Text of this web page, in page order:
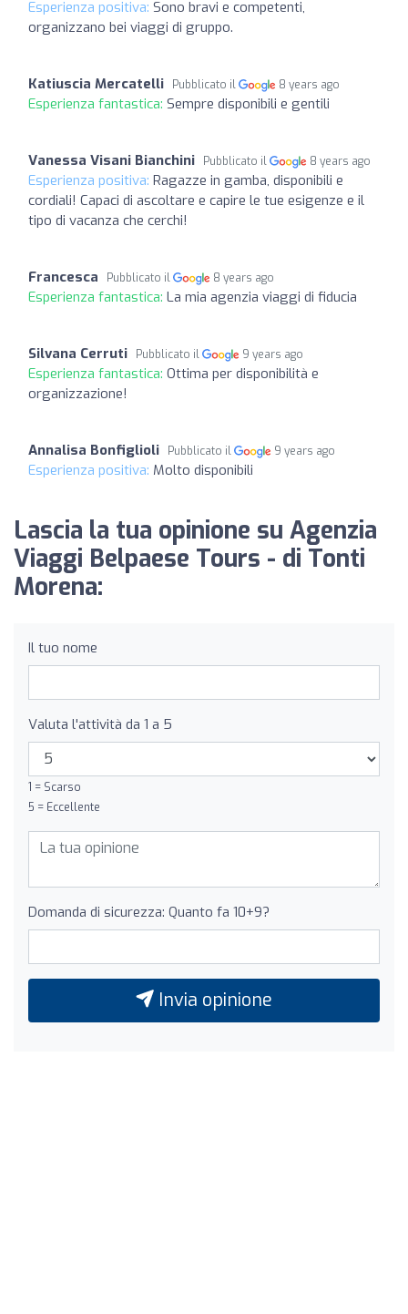
Esperienza positiva: Sono bravi e competenti,
organizzano bei viaggi di gruppo.
Katiuscia Mercatelli Pubblicato il 8 years ago
Esperienza fantastica: Sempre disponibili e gentili
Vanessa Visani Bianchini Pubblicato il 8 years ago
Esperienza positiva: Ragazze in gamba, disponibili e
cordiali! Capaci di ascoltare e capire le tue esigenze e il
tipo di vacanza che cerchi!
Francesca Pubblicato il 8 years ago
Esperienza fantastica: La mia agenzia viaggi di fiducia
Silvana Cerruti Pubblicato il 9 years ago
Esperienza fantastica: Ottima per disponibilità e
organizzazione!
Annalisa Bonfiglioli Pubblicato il 9 years ago
Esperienza positiva: Molto disponibili
Lascia la tua opinione su Agenzia
Viaggi Belpaese Tours - di Tonti
Morena:
Il tuo nome
Valuta l'attività da 1 a 5
1 = Scarso
5 = Eccellente
Domanda di sicurezza: Quanto fa 10+9?
Invia opinione